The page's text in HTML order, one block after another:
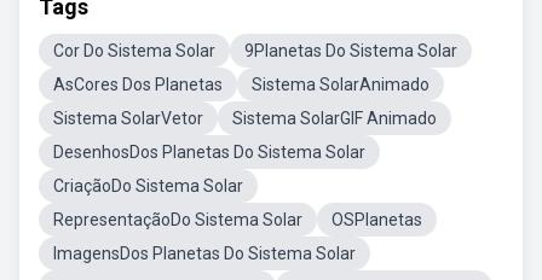
Tags
Cor Do Sistema Solar
9Planetas Do Sistema Solar
AsCores Dos Planetas
Sistema SolarAnimado
Sistema SolarVetor
Sistema SolarGIF Animado
DesenhosDos Planetas Do Sistema Solar
CriaçãoDo Sistema Solar
RepresentaçãoDo Sistema Solar
OSPlanetas
ImagensDos Planetas Do Sistema Solar